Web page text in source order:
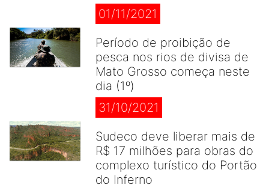
01/11/2021
Período de proibição de
pesca nos rios de divisa de
Mato Grosso começa neste
dia (1º)
31/10/2021
Sudeco deve liberar mais de
R$ 17 milhões para obras do
complexo turístico do Portão
do Inferno